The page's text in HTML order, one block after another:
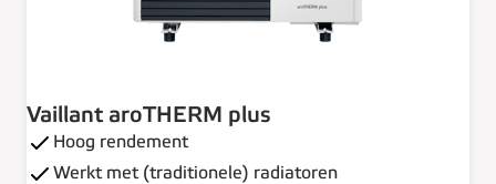
Vaillant aroTHERM plus
Hoog rendement
Werkt met (traditionele) radiatoren